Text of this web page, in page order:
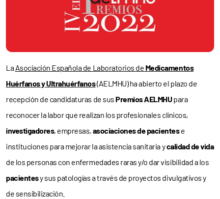
LaAsociación Española de Laboratorios de Medicamentos
Huérfanos y Ultrahuérfanos(AELMHU) ha abierto el plazo de
recepción de candidaturas de susPremios AELMHUpara
reconocer la labor que realizan los profesionales clínicos,
investigadores, empresas, asociaciones de pacientese
instituciones para mejorar la asistencia sanitaria ycalidad de vida
de los personas con enfermedades raras y/o dar visibilidad a los
pacientesy sus patologías a través de proyectos divulgativos y
de sensibilización.